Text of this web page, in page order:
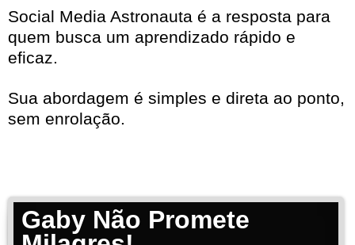
Social Media Astronauta é a resposta para
quem busca um aprendizado rápido e
eficaz.
Sua abordagem é simples e direta ao ponto,
sem enrolação.
Gaby Não Promete